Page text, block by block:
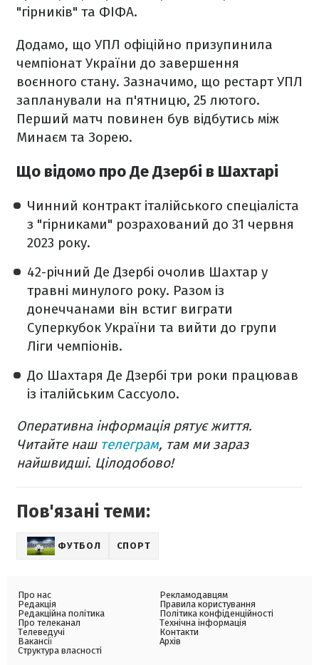
"гірників" та ФІФА.
Додамо, що УПЛ офіційно призупинила
чемпіонат України до завершення
воєнного стану. Зазначимо, що рестарт УПЛ
запланували на п'ятницю, 25 лютого.
Перший матч повинен був відбутись між
Минаєм та Зорею.
Що відомо про Де Дзербі в Шахтарі
Чинний контракт італійського спеціаліста
з "гірниками" розрахований до 31 червня
2023 року.
42-річний Де Дзербі очолив Шахтар у
травні минулого року. Разом із
донеччанами він встиг виграти
Суперкубок України та вийти до групи
Ліги чемпіонів.
До Шахтаря Де Дзербі три роки працював
із італійським Сассуоло.
Оперативна інформація рятує життя.
Читайте наш телеграм, там ми зараз
найшвидші. Цілодобово!
Пов'язані теми:
ФУТБОЛ СПОРТ
Про нас
Редакція
Редакційна політика
Про телеканал
Телеведучі
Вакансії
Структура власності
Рекламодавцям
Правила користування
Політика конфіденційності
Технічна інформація
Контакти
Архів